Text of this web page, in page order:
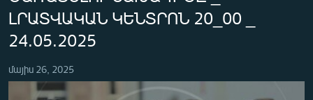
ՏՆՏԵՍՈՒԹՅՈՒՆ
ՂԱՐԱԲԱՂ
ՏԱՐԱԾԱՇՐՋԱՆ
ԼՐԱՏՎԱԿԱՆ ԿԵՆՏՐՈՆ 20_00 _
24.05.2025
մայիս 26, 2025